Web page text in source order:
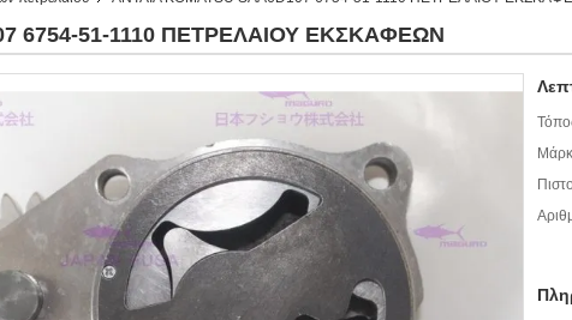
6754-51-1110 ΠΕΤΡΕΛΑΙΟΥ ΕΚΣΚΑΦΕΩΝ